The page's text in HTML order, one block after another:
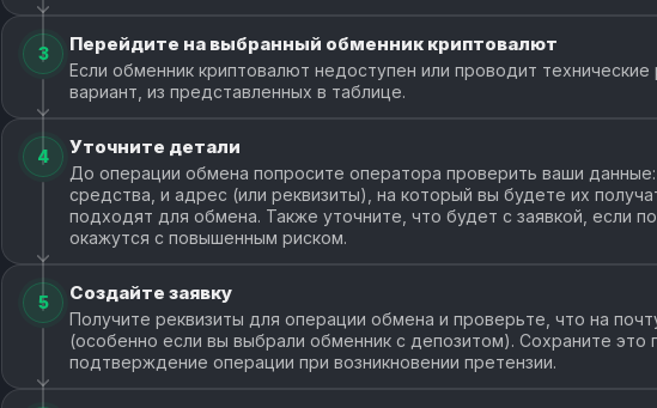
3 Перейдите на выбранный обменник криптовалют
Если обменник криптовалют недоступен или проводит
вариант, из представленных в таблице.
4 Уточните детали
До операции обмена попросите оператора проверить ваши
средства, и адрес (или реквизиты), на который вы будете их
подходят для обмена. Также уточните, что будет с заявкой, если
окажутся с повышенным риском.
5 Создайте заявку
Получите реквизиты для операции обмена и проверьте, что на
(особенно если вы выбрали обменник с депозитом). Сохраните это
подтверждение операции при возникновении претензии.